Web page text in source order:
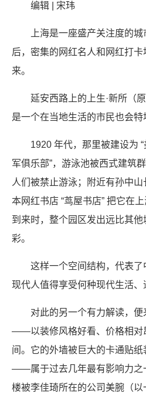
编辑 | 宋玮
上海是一座盛产关注度的
后，密集的网红名人和网红打
来。
延安西路上的上生·新所（
是一个在当地生活的市民也会特
1920 年代，那里被建设为
军俱乐部”，游泳池被西式建
人们被禁止游泳；附近有孙中
本网红书店 “茑屋书店” 把它在
到来时，整个园区发出远比其
彩。
这样一个空间结构，代表
现代人值得享受何种现代生活、
对此的另一个有力解读，
——以装修风格好看、价格相对
间。它的外墙被巨大的卡通贴
——属于过去几年最有影响力之
楼被李佳琦所在的公司美腕（以